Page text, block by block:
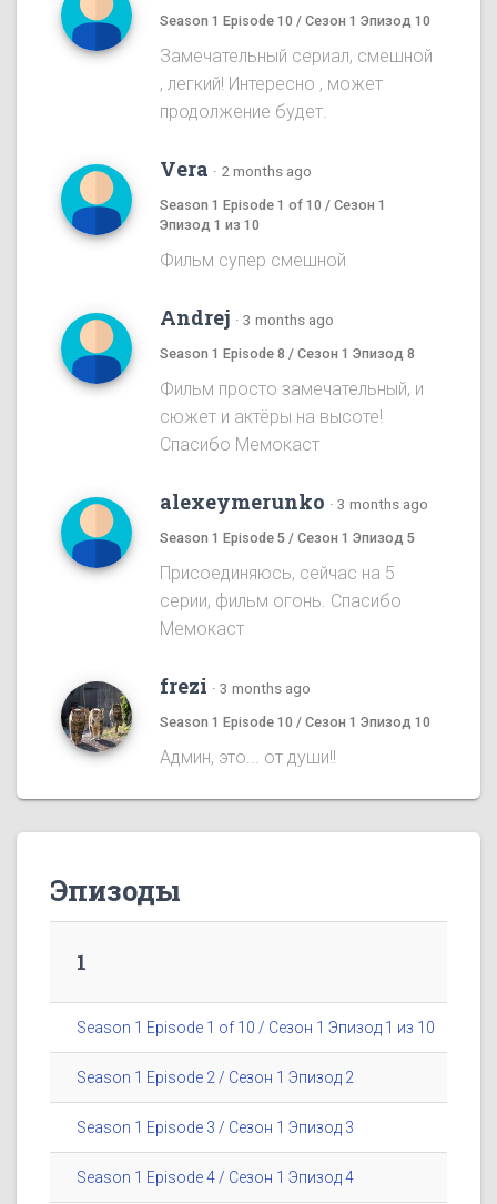
Season 1 Episode 10 / Сезон 1 Эпизод 10
Замечательный сериал, смешной
, легкий! Интересно , может
продолжение будет.
Vera · 2 months ago
Season 1 Episode 1 of 10 / Сезон 1
Эпизод 1 из 10
Фильм супер смешной
Andrej · 3 months ago
Season 1 Episode 8 / Сезон 1 Эпизод 8
Фильм просто замечательный, и
сюжет и актёры на высоте!
Спасибо Мемокаст
alexeymerunko · 3 months ago
Season 1 Episode 5 / Сезон 1 Эпизод 5
Присоединяюсь, сейчас на 5
серии, фильм огонь. Спасибо
Мемокаст
frezi · 3 months ago
Season 1 Episode 10 / Сезон 1 Эпизод 10
Админ, это... от души!!
Эпизоды
1
Season 1 Episode 1 of 10 / Сезон 1 Эпизод 1 из 10
Season 1 Episode 2 / Сезон 1 Эпизод 2
Season 1 Episode 3 / Сезон 1 Эпизод 3
Season 1 Episode 4 / Сезон 1 Эпизод 4